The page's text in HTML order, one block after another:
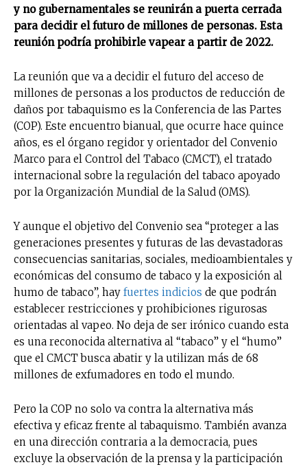
y no gubernamentales se reunirán a puerta cerrada
para decidir el futuro de millones de personas. Esta
reunión podría prohibirle vapear a partir de 2022.
La reunión que va a decidir el futuro del acceso de
millones de personas a los productos de reducción de
daños por tabaquismo es la Conferencia de las Partes
(COP). Este encuentro bianual, que ocurre hace quince
años, es el órgano regidor y orientador del Convenio
Marco para el Control del Tabaco (CMCT), el tratado
internacional sobre la regulación del tabaco apoyado
por la Organización Mundial de la Salud (OMS).
Y aunque el objetivo del Convenio sea “proteger a las
generaciones presentes y futuras de las devastadoras
consecuencias sanitarias, sociales, medioambientales y
económicas del consumo de tabaco y la exposición al
humo de tabaco”, hay fuertes indicios de que podrán
establecer restricciones y prohibiciones rigurosas
orientadas al vapeo. No deja de ser irónico cuando esta
es una reconocida alternativa al “tabaco” y el “humo”
que el CMCT busca abatir y la utilizan más de 68
millones de exfumadores en todo el mundo.
Pero la COP no solo va contra la alternativa más
efectiva y eficaz frente al tabaquismo. También avanza
en una dirección contraria a la democracia, pues
excluye la observación de la prensa y la participación